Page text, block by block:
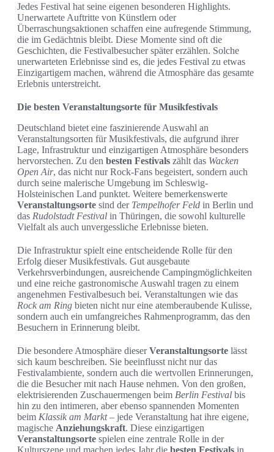
Jedes Festival hat seine eigenen besonderen Highlights.
Unerwartete Auftritte von Künstlern oder
Überraschungsaktionen schaffen eine aufregende Stimmung,
die im Gedächtnis bleibt. Diese Momente sind oft die
Geschichten, die Festivalbesucher später erzählen. Solche
unerwarteten Erlebnisse sind es, die jedes Festival zu etwas
Einzigartigem machen, während die Atmosphäre das gesamte
Erlebnis unterstreicht.
Die besten Veranstaltungsorte für Musikfestivals
Deutschland bietet eine faszinierende Auswahl an
Veranstaltungsorten für Musikfestivals, die aufgrund ihrer
Lage, Infrastruktur und einzigartigen Atmosphäre besonders
hervorstechen. Zu den besten Festivals zählt das Wacken
Open Air, das nicht nur Rock-Fans begeistert, sondern auch
durch seine malerische Umgebung im Schleswig-
Holsteinischen Land punktet. Weitere bemerkenswerte
Veranstaltungsorte sind der Tempelhofer Feld in Berlin und
das Rudolstadt Festival in Thüringen, die sowohl kulturelle
Vielfalt als auch unvergessliche Erlebnisse bieten.
Die Infrastruktur spielt eine entscheidende Rolle für den
Erfolg dieser Musikfestivals. Gut ausgebaute
Verkehrsverbindungen, ausreichende Campingmöglichkeiten
und eine reiche gastronomische Auswahl tragen zu einem
angenehmen Festivalbesuch bei. Veranstaltungen wie das
Rock am Ring bieten nicht nur eine atemberaubende Kulisse,
sondern auch ein umfangreiches Rahmenprogramm, das den
Besuchern in Erinnerung bleibt.
Die besondere Atmosphäre dieserVeranstaltungsorte lässt
sich kaum beschreiben. Sie beeinflusst nicht nur das
Festivalambiente, sondern auch die wertvollen Erinnerungen,
die die Besucher mit nach Hause nehmen. Von den großen,
elektrisierenden Zuschauermengen beim Berlin Festival bis
hin zu den intimeren, aber ebenso spannenden Momenten
beim Klassik am Markt– jede Veranstaltung hat ihre eigene,
magische Anziehungskraft. Diese einzigartigen
Veranstaltungsorte spielen eine zentrale Rolle in der
Kulturszene und machen jedes Jahr die besten Festivals in